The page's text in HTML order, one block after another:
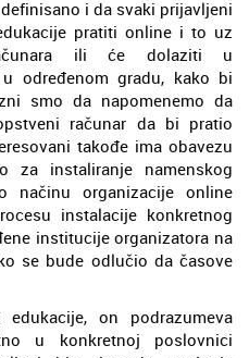
i da svaki prijavljeni
pratiti online i to uz
ili će dolaziti u
određenom gradu, kako bi
smo da napomenemo da
računar da bi pratio
takođe ima obavezu
za instaliranje namenskog
organizacije online
instalacije konkretnog
institucije organizatora na
se bude odlučio da časove
on podrazumeva
u konkretnoj poslovnici